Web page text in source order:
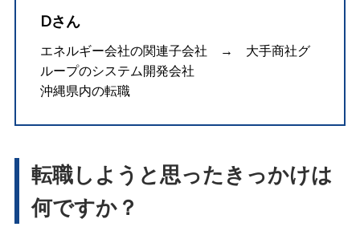
Dさん
エネルギー会社の関連子会社 → 大手商社グ
ループのシステム開発会社
沖縄県内の転職
転職しようと思ったきっかけは
何ですか？